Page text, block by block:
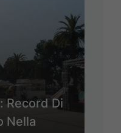
Record Di
Nella